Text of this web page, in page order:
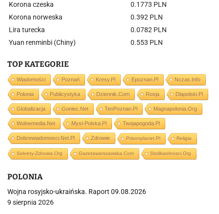
Korona czeska
0.1773 PLN
Korona norweska
0.392 PLN
Lira turecka
0.0782 PLN
Yuan renminbi (Chiny)
0.553 PLN
TOP KATEGORIE
Wiadomości Poznań Kresy.pl Epoznan.pl Nczas.info
Polonia Publicystyka Dziennik.com Rosja Dlapolski.pl
Globalizacja Goniec.net TenPoznan.pl Magnapolonia.org
Wolnemedia.net Mysl-Polska.pl Twojapogoda.pl
Dobrewiadomosci.net.pl Zdrowie Prisonplanet.pl Religia
Sekrety-Zdrowia.org Gazetawarszawska.com Stolikwolnosci.org
POLONIA
Wojna rosyjsko-ukraińska. Raport 09.08.2026
9 sierpnia 2026